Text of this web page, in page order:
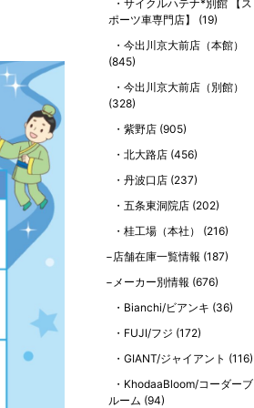
サイクルハテナ*別館 【ス
ポーツ車専門店】
(19)
今出川京大前店（本館）
(845)
今出川京大前店（別館）
(328)
紫野店 (905)
北大路店 (456)
丹波口店 (237)
五条東洞院店 (202)
桂工場（本社）
(216)
店舗在庫一覧情報 (187)
メーカー別情報 (676)
Bianchi/ビアンキ (36)
FUJI/フジ (172)
GIANT/ジャイアント (116)
KhodaaBloom/コーダーブ
ルーム (94)